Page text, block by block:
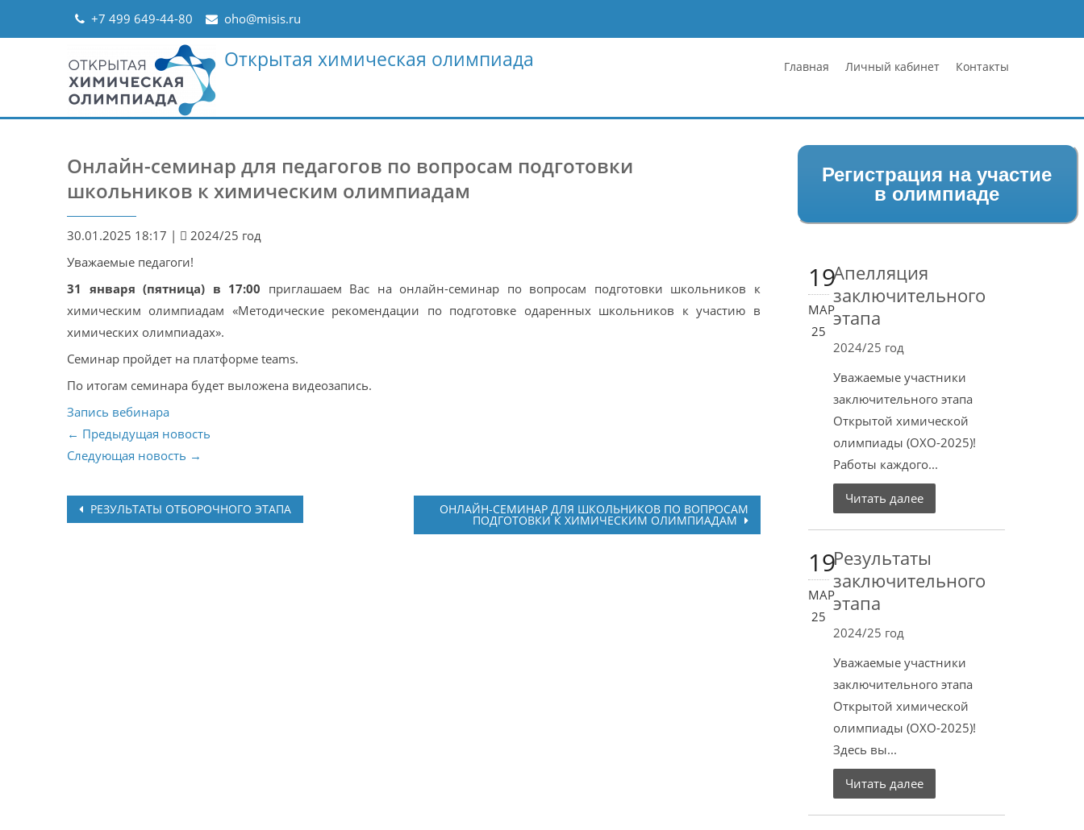
+7 499 649-44-80 oho@misis.ru
Открытая химическая олимпиада Главная Личный кабинет Контакты
Онлайн-семинар для педагогов по вопросам подготовки
школьников к химическим олимпиадам
30.01.2025 18:17 |
2024/25 год
Уважаемые педагоги!
31 января (пятница) в 17:00 приглашаем Вас на онлайн-семинар по вопросам подготовки школьников к
химическим олимпиадам «Методические рекомендации по подготовке одаренных школьников к участию в
химических олимпиадах».
Семинар пройдет на платформе teams.
По итогам семинара будет выложена видеозапись.
Запись вебинара
← Предыдущая новость
Следующая новость →
Post
РЕЗУЛЬТАТЫ ОТБОРОЧНОГО ЭТАПА ОНЛАЙН-СЕМИНАР ДЛЯ ШКОЛЬНИКОВ ПО ВОПРОСАМ
ПОДГОТОВКИ К ХИМИЧЕСКИМ ОЛИМПИАДАМ
Регистрация на участие
в олимпиаде
19
МАР
25
Апелляция
заключительного
этапа
2024/25 год
Уважаемые участники
заключительного этапа
Открытой химической
олимпиады (ОХО-2025)!
Работы каждого...
Читать далее
19
МАР
25
Результаты
заключительного
этапа
2024/25 год
Уважаемые участники
заключительного этапа
Открытой химической
олимпиады (ОХО-2025)!
Здесь вы...
Читать далее